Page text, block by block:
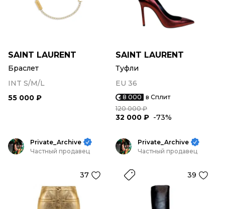
SAINT LAURENT
Браслет
INT S/M/L
55 000 ₽
SAINT LAURENT
Туфли
EU 36
8 000 в Сплит
120 000 ₽
32 000 ₽ -73%
Private_Archive
Частный продавец
37
Private_Archive
Частный продавец
39